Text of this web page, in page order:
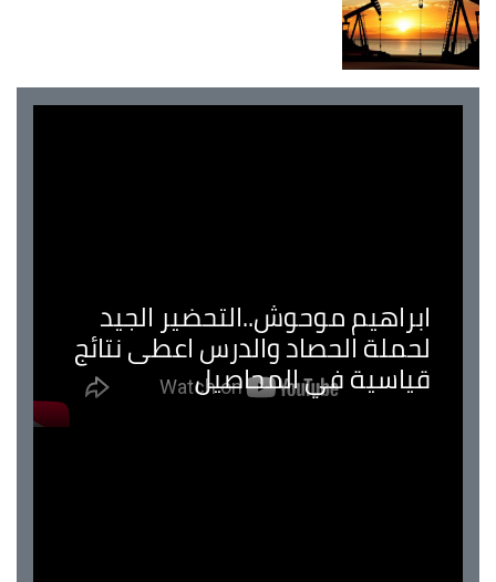
ابراهيم موحوش..التحضير الجيد
لحملة الحصاد والدرس اعطى نتائج
قياسية في المحاصيل